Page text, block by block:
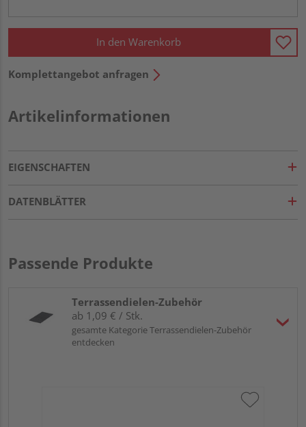
In den Warenkorb
Komplettangebot anfragen
Artikelinformationen
EIGENSCHAFTEN
DATENBLÄTTER
Passende Produkte
Terrassendielen-Zubehör
ab 1,09 € / Stk.
gesamte Kategorie Terrassendielen-Zubehör
entdecken